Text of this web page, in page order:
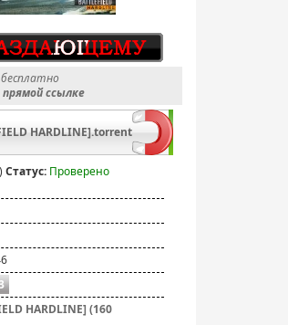
прямой ссылке
HARDLINE].torrent
Статус: Проверено
HARDLINE] (160